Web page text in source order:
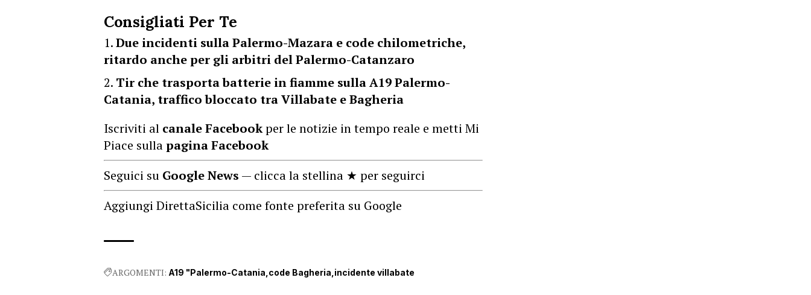
Consigliati Per Te
Due incidenti sulla Palermo-Mazara e code chilometriche,
ritardo anche per gli arbitri del Palermo-Catanzaro
Tir che trasporta batterie in fiamme sulla A19 Palermo-
Catania, traffico bloccato tra Villabate e Bagheria
Iscriviti al canale Facebookper le notizie in tempo reale e metti Mi
Piace sullapagina Facebook
Seguici su Google News — clicca la stellina ★ per seguirci
Aggiungi DirettaSicilia come fonte preferita su Google
ARGOMENTI: A19 "Palermo-Catania code Bagheria incidente villabate